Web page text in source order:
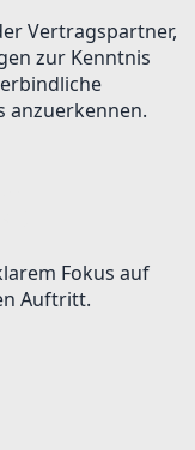
Vertragspartner,
zur Kenntnis
anzuerkennen.
Fokus auf
Auftritt.